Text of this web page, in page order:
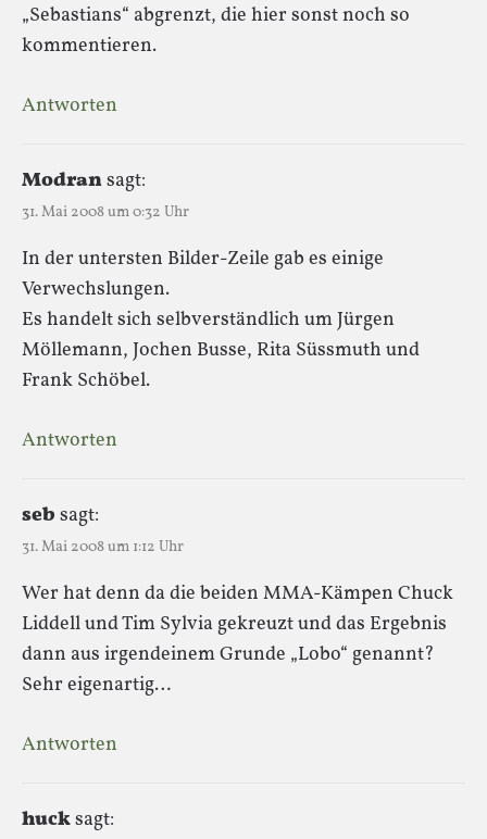
„Sebastians“ abgrenzt, die hier sonst noch so
kommentieren.
Antworten
Modransagt:
31. Mai 2008 um 0:32 Uhr
In der untersten Bilder-Zeile gab es einige
Verwechslungen.
Es handelt sich selbverständlich um Jürgen
Möllemann, Jochen Busse, Rita Süssmuth und
Frank Schöbel.
Antworten
seb sagt:
31. Mai 2008 um 1:12 Uhr
Wer hat denn da die beiden MMA-Kämpen Chuck
Liddell und Tim Sylvia gekreuzt und das Ergebnis
dann aus irgendeinem Grunde „Lobo“ genannt?
Sehr eigenartig…
Antworten
hucksagt: